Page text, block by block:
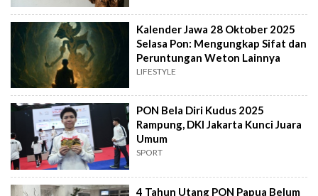
Kalender Jawa 28 Oktober 2025
Selasa Pon: Mengungkap Sifat dan
Peruntungan Weton Lainnya
LIFESTYLE
PON Bela Diri Kudus 2025
Rampung, DKI Jakarta Kunci Juara
Umum
SPORT
4 Tahun Utang PON Papua Belum